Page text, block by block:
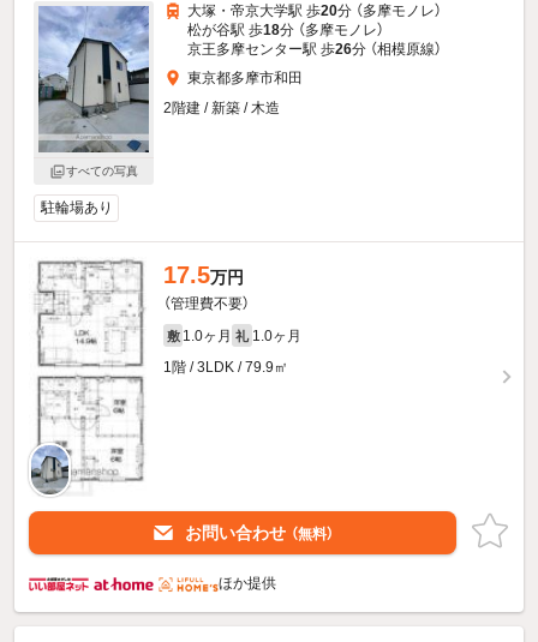
すべての写真
大塚・帝京大学駅 歩20分 （多摩モノレ）
松が谷駅 歩18分 （多摩モノレ）
京王多摩センター駅 歩26分 （相模原線）
東京都多摩市和田
2階建 / 新築 / 木造
駐輪場あり
17.5万円
（管理費不要）
敷 1.0ヶ月 礼 1.0ヶ月
1階 / 3LDK / 79.9㎡
お問い合わせ （無料）
ほか提供